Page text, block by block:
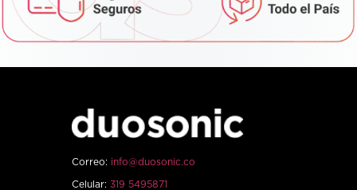
Correo: info@duosonic.co
Celular: 319 5495871